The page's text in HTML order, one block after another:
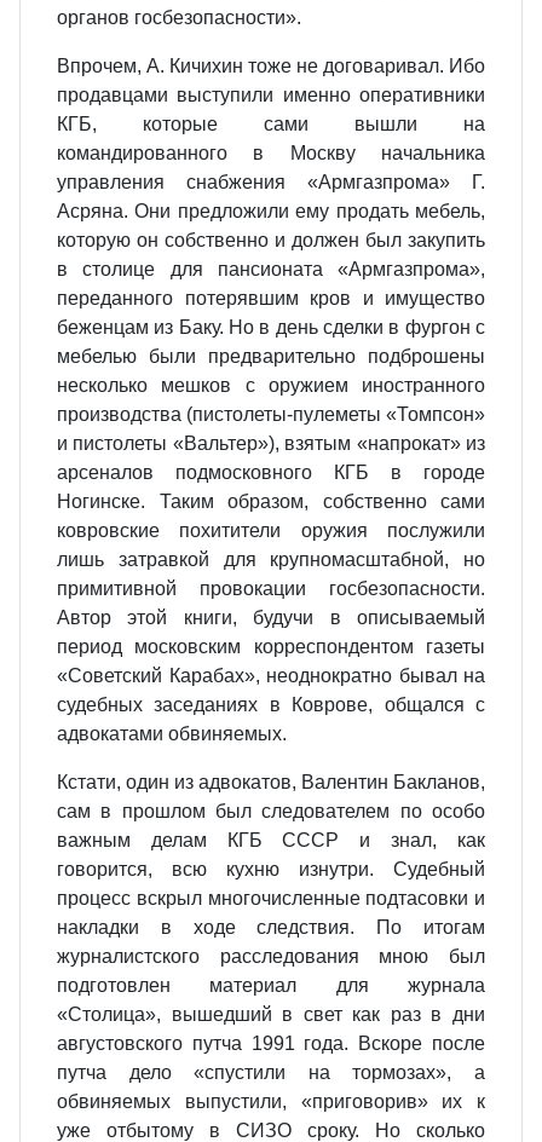
органов госбезопасности».
Впрочем, А. Кичихин тоже не договаривал. Ибо
продавцами выступили именно оперативники
КГБ, которые сами вышли на
командированного в Москву начальника
управления снабжения «Армгазпрома» Г.
Асряна. Они предложили ему продать мебель,
которую он собственно и должен был закупить
в столице для пансионата «Армгазпрома»,
переданного потерявшим кров и имущество
беженцам из Баку. Но в день сделки в фургон с
мебелью были предварительно подброшены
несколько мешков с оружием иностранного
производства (пистолеты-пулеметы «Томпсон»
и пистолеты «Вальтер»), взятым «напрокат» из
арсеналов подмосковного КГБ в городе
Ногинске. Таким образом, собственно сами
ковровские похитители оружия послужили
лишь затравкой для крупномасштабной, но
примитивной провокации госбезопасности.
Автор этой книги, будучи в описываемый
период московским корреспондентом газеты
«Советский Карабах», неоднократно бывал на
судебных заседаниях в Коврове, общался с
адвокатами обвиняемых.
Кстати, один из адвокатов, Валентин Бакланов,
сам в прошлом был следователем по особо
важным делам КГБ СССР и знал, как
говорится, всю кухню изнутри. Судебный
процесс вскрыл многочисленные подтасовки и
накладки в ходе следствия. По итогам
журналистского расследования мною был
подготовлен материал для журнала
«Столица», вышедший в свет как раз в дни
августовского путча 1991 года. Вскоре после
путча дело «спустили на тормозах», а
обвиняемых выпустили, «приговорив» их к
уже отбытому в СИЗО сроку. Но сколько